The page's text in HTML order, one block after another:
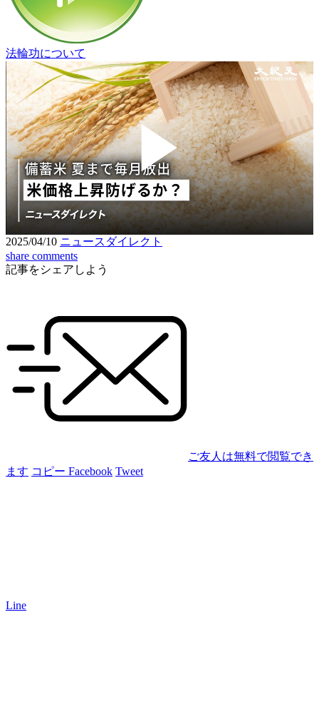
法輪功について
Play
2025/04/10 ニュースダイレクト
share comments
記事をシェアしよう
ご友人は無料で閲覧でき
ます コピー Facebook Tweet
Line